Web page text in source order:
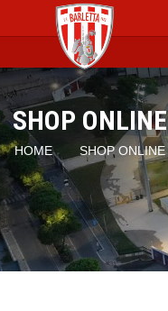
SHOP ONLINE
HOME SHOP ONLINE